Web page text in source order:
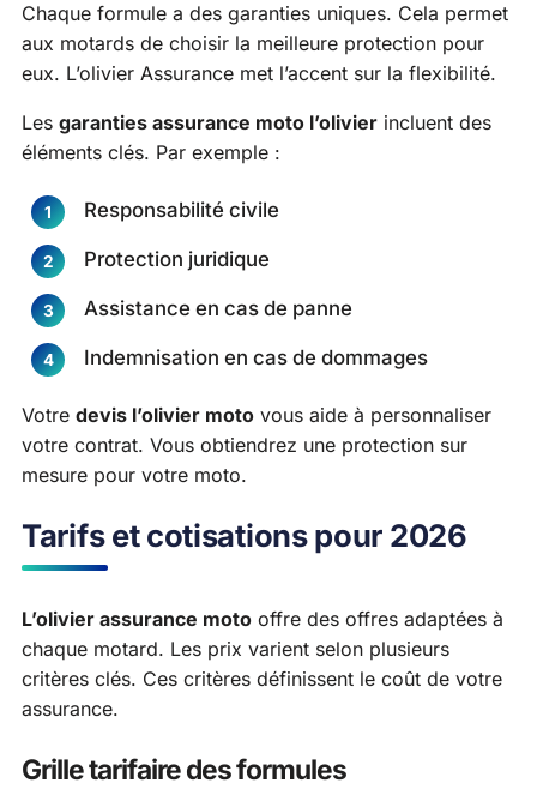
Chaque formule a des garanties uniques. Cela permet
aux motards de choisir la meilleure protection pour
eux. L’olivier Assurance met l’accent sur la flexibilité.
Les garanties assurance moto l’olivier incluent des
éléments clés. Par exemple :
Responsabilité civile
Protection juridique
Assistance en cas de panne
Indemnisation en cas de dommages
Votre devis l’olivier moto vous aide à personnaliser
votre contrat. Vous obtiendrez une protection sur
mesure pour votre moto.
Tarifs et cotisations pour 2026
L’olivier assurance moto offre des offres adaptées à
chaque motard. Les prix varient selon plusieurs
critères clés. Ces critères définissent le coût de votre
assurance.
Grille tarifaire des formules